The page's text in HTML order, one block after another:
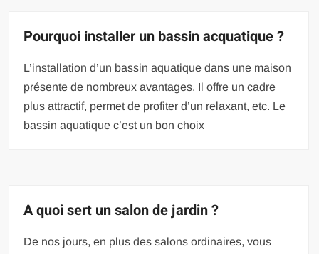
Pourquoi installer un bassin acquatique ?
L’installation d’un bassin aquatique dans une maison
présente de nombreux avantages. Il offre un cadre
plus attractif, permet de profiter d’un relaxant, etc. Le
bassin aquatique c’est un bon choix
A quoi sert un salon de jardin ?
De nos jours, en plus des salons ordinaires, vous